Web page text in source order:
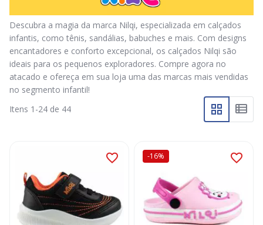
Descubra a magia da marca Nilqi, especializada em calçados
infantis, como tênis, sandálias, babuches e mais. Com designs
encantadores e conforto excepcional, os calçados Nilqi são
ideais para os pequenos exploradores. Compre agora no
atacado e ofereça em sua loja uma das marcas mais vendidas
no segmento infantil!
Itens 1 -24 de 44
-16%